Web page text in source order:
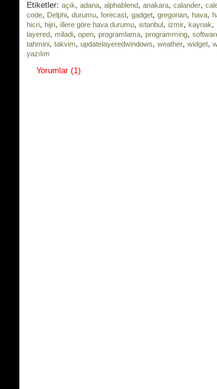
Etiketler: açık, adana, alphablend, anakara, calander,
code, Delphi, durumu, forecast, gadget, gregorian, hava,
hicri, hijri, illere göre hava durumu, istanbul, izmir, kaynak,
layered, miladi, open, programlama, programming,
tahmini, takvim, updatelayeredwindows, weather, widget,
yazılım
Yorumlar (1)